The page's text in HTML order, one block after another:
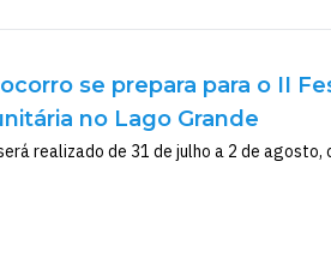
se prepara para o II
no Lago Grande
realizado de 31 de julho a 2 de